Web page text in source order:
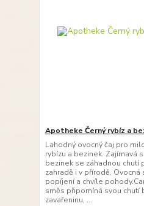
Apotheke Černý rybíz a
Lahodný ovocný čaj pro
rybízu a bezinek. Zajímavá
bezinek se záhadnou chutí
zahradě i v přírodě.
popíjení a chvíle
směs připomíná svou chutí
zavařeninu, ...